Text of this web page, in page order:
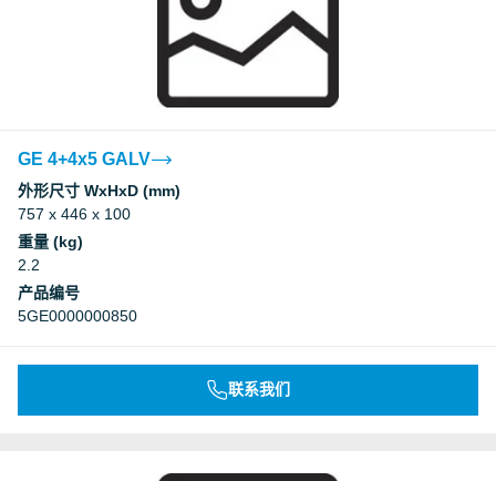
GE 4+4x5 GALV
外形尺寸 WxHxD (mm)
757 x 446 x 100
重量 (kg)
2.2
产品编号
5GE0000000850
联系我们